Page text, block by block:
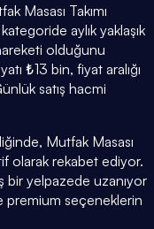
Masası Takımı
aylık yaklaşık
olduğunu
₺13 bin, fiyat aralığı
satış hacmi
Mutfak Masası
olarak rekabet ediyor.
bir yelpazede uzanıyor
seçeneklerin